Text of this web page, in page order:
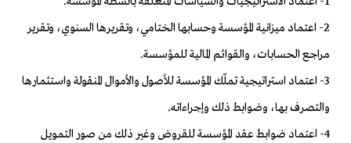
2- اعتماد ميزانية المؤسسة وحسابها الختامي، وتقريرها السنوي، وتقرير
مراجع الحسابات، والقوائم المالية للمؤسسة.
3- اعتماد استراتيجية تملّك المؤسسة للأصول والأموال المنقولة واستثمارها
والتصرف بها، وضوابط ذلك وإجراءاته.
4- اعتماد ضوابط عقد المؤسسة للقروض وغير ذلك من صور التمويل